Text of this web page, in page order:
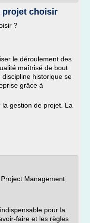
projet choisir
?
le déroulement des
maîtrisé de bout
historique se
grâce à
gestion de projet. La
Management
pour la
faire et les règles